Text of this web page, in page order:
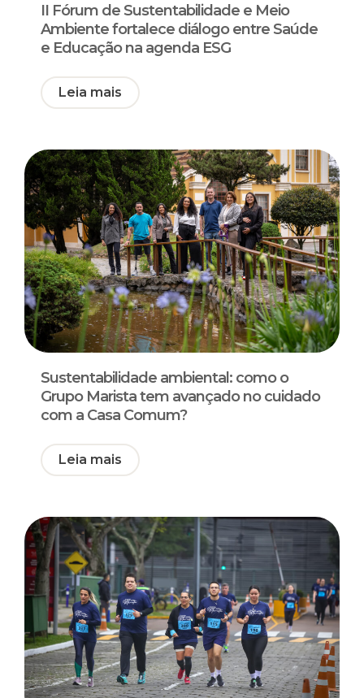
II Fórum de Sustentabilidade e Meio
Ambiente fortalece diálogo entre Saúde
e Educação na agenda ESG
Leia mais
Sustentabilidade ambiental: como o
Grupo Marista tem avançado no cuidado
com a Casa Comum?
Leia mais